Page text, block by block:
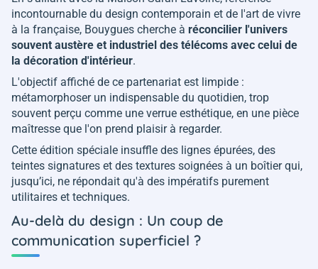
incontournable du design contemporain et de l'art de vivre
à la française, Bouygues cherche à réconcilier l'univers
souvent austère et industriel des télécoms avec celui de
la décoration d'intérieur.
L'objectif affiché de ce partenariat est limpide :
métamorphoser un indispensable du quotidien, trop
souvent perçu comme une verrue esthétique, en une pièce
maîtresse que l'on prend plaisir à regarder.
Cette édition spéciale insuffle des lignes épurées, des
teintes signatures et des textures soignées à un boîtier qui,
jusqu’ici, ne répondait qu'à des impératifs purement
utilitaires et techniques.
Au-delà du design : Un coup de
communication superficiel ?